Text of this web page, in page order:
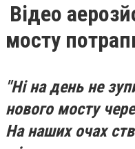
Відео
мосту
"Ні на день не
нового мосту
На наших очах